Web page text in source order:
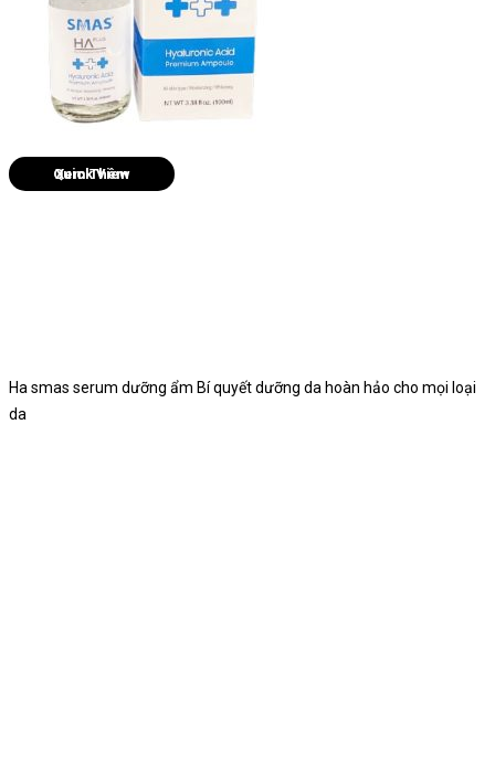
Quick View
Ha smas serum dưỡng ẩm Bí quyết dưỡng da hoàn hảo cho mọi loại
da